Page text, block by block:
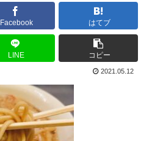
Facebook はてブ
LINE コピー
2021.05.12